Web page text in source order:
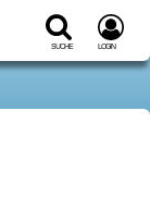
Suche Login